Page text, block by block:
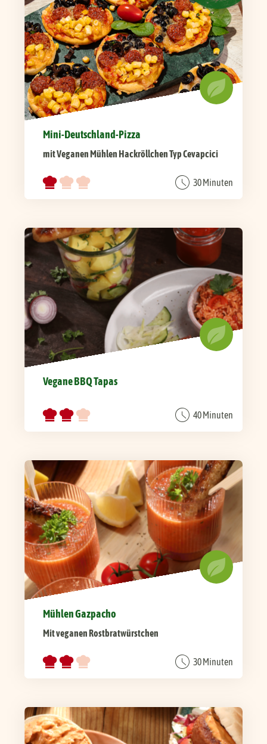
Mini-Deutschland-Pizza
mit Veganen Mühlen Hackröllchen Typ Cevapcici
30 Minuten
Vegane BBQ Tapas
40 Minuten
Mühlen Gazpacho
Mit veganen Rostbratwürstchen
30 Minuten